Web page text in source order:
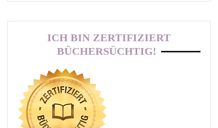
ICH BIN ZERTIFIZIERT
BÜCHERSÜCHTIG!